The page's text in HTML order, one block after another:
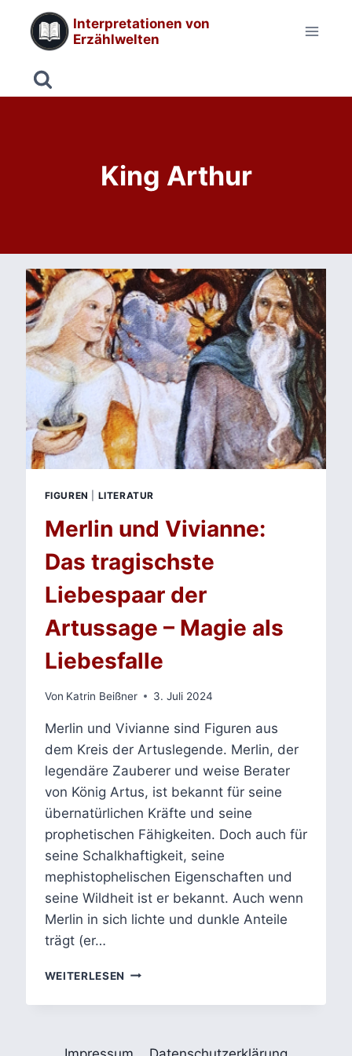
Inhalt
springen
Interpretationen von
Erzählwelten
King Arthur
FIGUREN LITERATUR
Merlin und Vivianne:
Das tragischste
Liebespaar der
Artussage – Magie als
Liebesfalle
Von Katrin Beißner 3. Juli 2024
Merlin und Vivianne sind Figuren aus
dem Kreis der Artuslegende. Merlin, der
legendäre Zauberer und weise Berater
von König Artus, ist bekannt für seine
übernatürlichen Kräfte und seine
prophetischen Fähigkeiten. Doch auch für
seine Schalkhaftigkeit, seine
mephistophelischen Eigenschaften und
seine Wildheit ist er bekannt. Auch wenn
Merlin in sich lichte und dunkle Anteile
trägt (er…
WEITERLESEN MERLIN
VIVIANNE: